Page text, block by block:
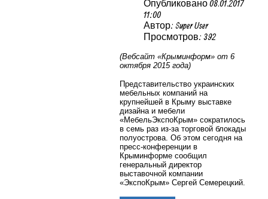
Опубликовано 08.01.2017
11:00
Автор: Super User
Просмотров: 392
(Вебсайт «Крыминформ» от 6
октября 2015 года)
Представительство украинских
мебельных компаний на
крупнейшей в Крыму выставке
дизайна и мебели
«МебельЭкспоКрым» сократилось
в семь раз из-за торговой блокады
полуострова. Об этом сегодня на
пресс-конференции в
Крыминформе сообщил
генеральный директор
выставочной компании
«ЭкспоКрым» Сергей Семерецкий.